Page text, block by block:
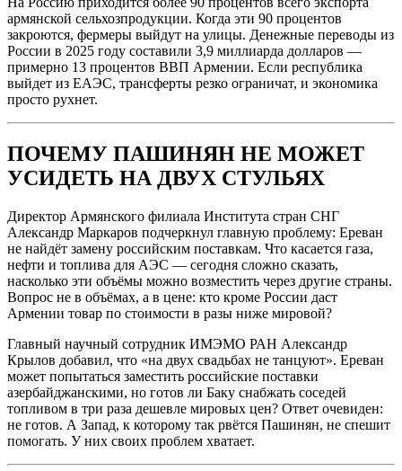
армянской сельхозпродукции. Когда эти 90 процентов
закроются, фермеры выйдут на улицы. Денежные переводы из
России в 2025 году составили 3,9 миллиарда долларов —
примерно 13 процентов ВВП Армении. Если республика
выйдет из ЕАЭС, трансферты резко ограничат, и экономика
просто рухнет.
ПОЧЕМУ ПАШИНЯН НЕ МОЖЕТ
УСИДЕТЬ НА ДВУХ СТУЛЬЯХ
Директор Армянского филиала Института стран СНГ
Александр Маркаров подчеркнул главную проблему: Ереван
не найдёт замену российским поставкам. Что касается газа,
нефти и топлива для АЭС — сегодня сложно сказать,
насколько эти объёмы можно возместить через другие страны.
Вопрос не в объёмах, а в цене: кто кроме России даст
Армении товар по стоимости в разы ниже мировой?
Главный научный сотрудник ИМЭМО РАН Александр
Крылов добавил, что «на двух свадьбах не танцуют». Ереван
может попытаться заместить российские поставки
азербайджанскими, но готов ли Баку снабжать соседей
топливом в три раза дешевле мировых цен? Ответ очевиден:
не готов. А Запад, к которому так рвётся Пашинян, не спешит
помогать. У них своих проблем хватает.